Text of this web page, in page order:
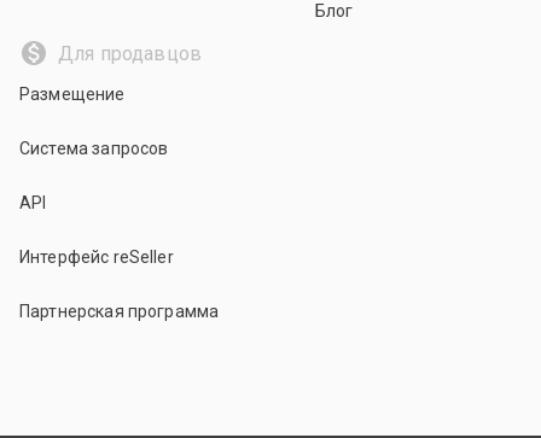
Блог
Для продавцов
Размещение
Система запросов
API
Интерфейс reSeller
Партнерская программа